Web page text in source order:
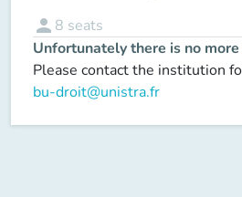
person 8 seats
Unfortunately there is no
Please contact the institution
bu-droit@unistra.fr